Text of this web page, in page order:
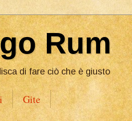
Rum
di fare ciò che è giusto
Gite